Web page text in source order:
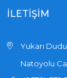
İLETİŞİM
Yukarı
Natoyolu